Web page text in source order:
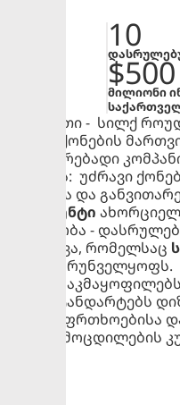
10
$500
მილიონი
ისთეითი - სილქ
უძრავი ქონების
უძრავი
შექმნა და
-
მართვა, რომელსაც
უზრუნველყოფს.
სტანდარტებს
უსაფრთხოებისა
გამოცდილების